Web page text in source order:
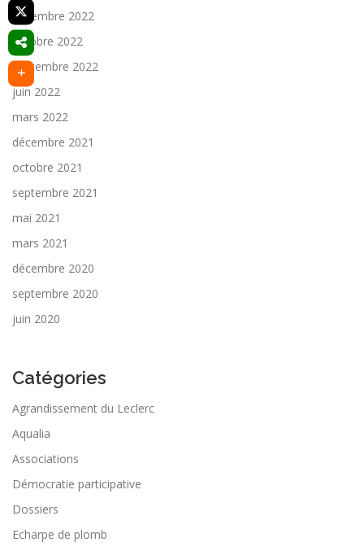
décembre 2022
octobre 2022
septembre 2022
juin 2022
mars 2022
décembre 2021
octobre 2021
septembre 2021
mai 2021
mars 2021
décembre 2020
septembre 2020
juin 2020
Catégories
Agrandissement du Leclerc
Aqualia
Associations
Démocratie participative
Dossiers
Echarpe de plomb